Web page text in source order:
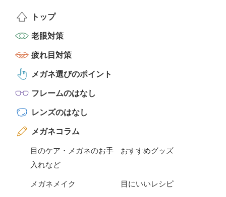
トップ
老眼対策
疲れ目対策
メガネ選びのポイント
フレームのはなし
レンズのはなし
メガネコラム
目のケア・メガネのお手
入れなど
おすすめグッズ
メガネメイク 目にいいレシピ